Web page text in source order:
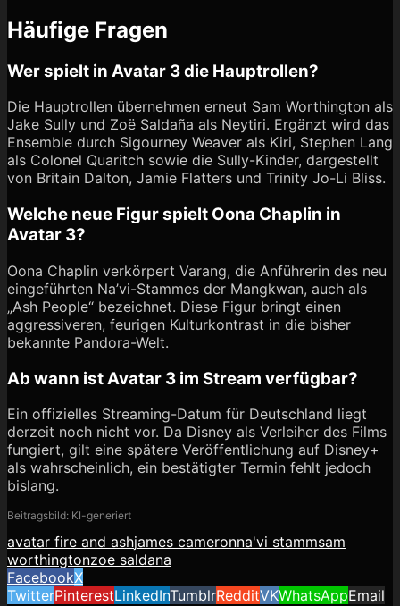
Häufige Fragen
Wer spielt in Avatar 3 die Hauptrollen?
Die Hauptrollen übernehmen erneut Sam Worthington als
Jake Sully und Zoë Saldaña als Neytiri. Ergänzt wird das
Ensemble durch Sigourney Weaver als Kiri, Stephen Lang
als Colonel Quaritch sowie die Sully-Kinder, dargestellt
von Britain Dalton, Jamie Flatters und Trinity Jo-Li Bliss.
Welche neue Figur spielt Oona Chaplin in
Avatar 3?
Oona Chaplin verkörpert Varang, die Anführerin des neu
eingeführten Na’vi-Stammes der Mangkwan, auch als
„Ash People“ bezeichnet. Diese Figur bringt einen
aggressiveren, feurigen Kulturkontrast in die bisher
bekannte Pandora-Welt.
Ab wann ist Avatar 3 im Stream verfügbar?
Ein offizielles Streaming-Datum für Deutschland liegt
derzeit noch nicht vor. Da Disney als Verleiher des Films
fungiert, gilt eine spätere Veröffentlichung auf Disney+
als wahrscheinlich, ein bestätigter Termin fehlt jedoch
bislang.
Beitragsbild: KI-generiert
avatar fire and ashjames cameronna'vi stammsam
worthingtonzoe saldana
FacebookX
TwitterPinterestLinkedInTumblrRedditVKWhatsAppEmail